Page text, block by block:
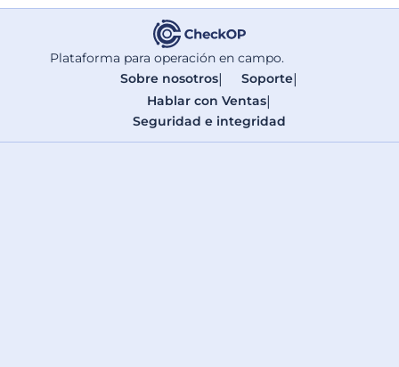
Plataforma para operación en campo.
Sobre nosotros
Soporte
Hablar con Ventas
Seguridad e integridad